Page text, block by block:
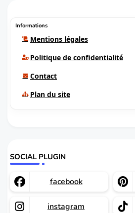
Informations
Mentions légales
Politique de confidentialité
Contact
Plan du site
SOCIAL PLUGIN
facebook
instagram